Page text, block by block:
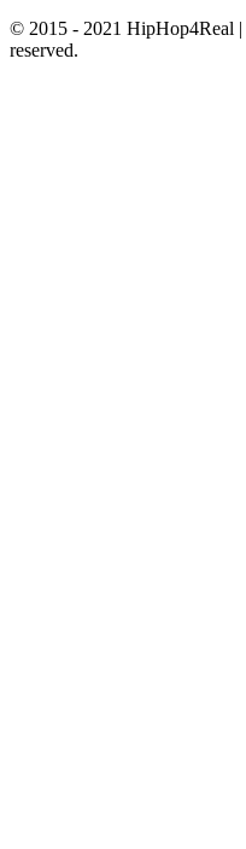
© 2015 - 2021 HipHop4Real
reserved.